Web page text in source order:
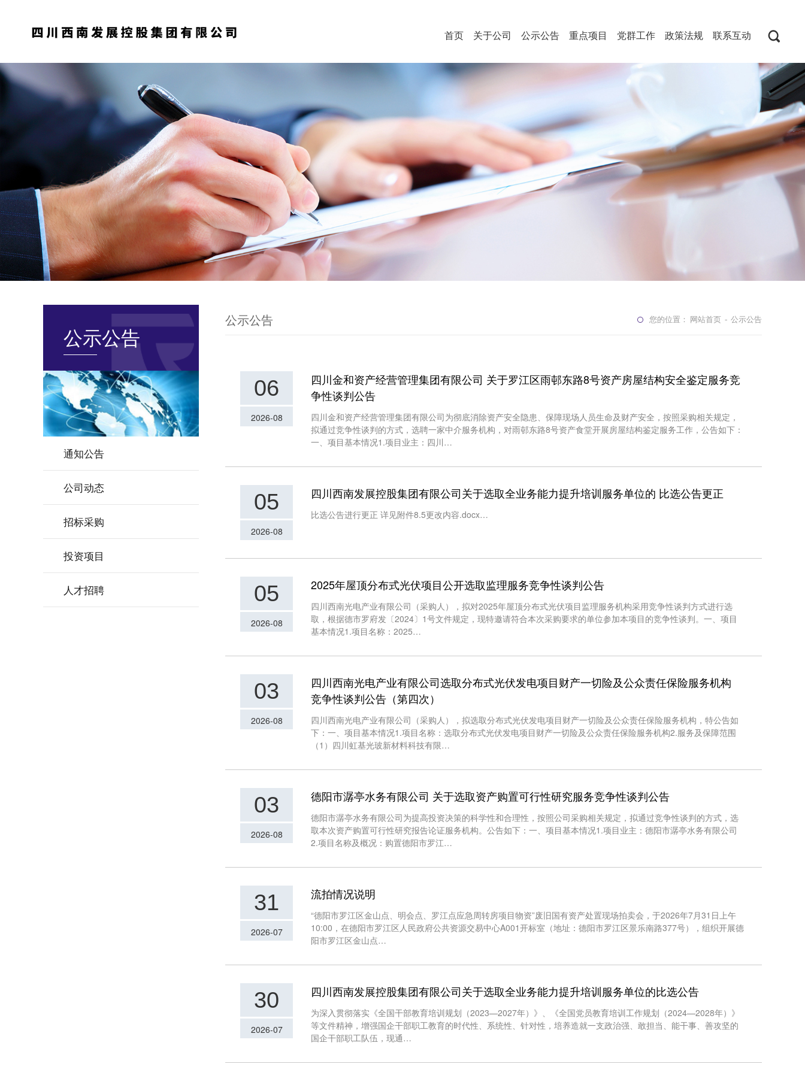
首页 关于公司 公示公告 重点项目 党群工作 政策法规 联系互动
公示公告
通知公告
公司动态
招标采购
投资项目
人才招聘
公示公告 您的位置： 网站首页 - 公示公告
06
2026-08
四川金和资产经营管理集团有限公司 关于罗江区雨邨东路8号资产房屋结构安全鉴定服务竞
争性谈判公告
四川金和资产经营管理集团有限公司为彻底消除资产安全隐患、保障现场人员生命及财产安全，按照采购相关规定，
拟通过竞争性谈判的方式，选聘一家中介服务机构，对雨邨东路8号资产食堂开展房屋结构鉴定服务工作，公告如下：
一、项目基本情况1.项目业主：四川…
05
2026-08
四川西南发展控股集团有限公司关于选取全业务能力提升培训服务单位的 比选公告更正
比选公告进行更正 详见附件8.5更改内容.docx…
05
2026-08
2025年屋顶分布式光伏项目公开选取监理服务竞争性谈判公告
四川西南光电产业有限公司（采购人），拟对2025年屋顶分布式光伏项目监理服务机构采用竞争性谈判方式进行选
取，根据德市罗府发〔2024〕1号文件规定，现特邀请符合本次采购要求的单位参加本项目的竞争性谈判。一、项目
基本情况1.项目名称：2025…
03
2026-08
四川西南光电产业有限公司选取分布式光伏发电项目财产一切险及公众责任保险服务机构
竞争性谈判公告（第四次）
四川西南光电产业有限公司（采购人），拟选取分布式光伏发电项目财产一切险及公众责任保险服务机构，特公告如
下：一、项目基本情况1.项目名称：选取分布式光伏发电项目财产一切险及公众责任保险服务机构2.服务及保障范围
（1）四川虹基光玻新材料科技有限…
03
2026-08
德阳市潺亭水务有限公司 关于选取资产购置可行性研究服务竞争性谈判公告
德阳市潺亭水务有限公司为提高投资决策的科学性和合理性，按照公司采购相关规定，拟通过竞争性谈判的方式，选
取本次资产购置可行性研究报告论证服务机构。公告如下：一、项目基本情况1.项目业主：德阳市潺亭水务有限公司
2.项目名称及概况：购置德阳市罗江…
31
2026-07
流拍情况说明
“德阳市罗江区金山点、明会点、罗江点应急周转房项目物资”废旧国有资产处置现场拍卖会，于2026年7月31日上午
10:00，在德阳市罗江区人民政府公共资源交易中心A001开标室（地址：德阳市罗江区景乐南路377号），组织开展德
阳市罗江区金山点…
30
2026-07
四川西南发展控股集团有限公司关于选取全业务能力提升培训服务单位的比选公告
为深入贯彻落实《全国干部教育培训规划（2023—2027年）》、《全国党员教育培训工作规划（2024—2028年）》
等文件精神，增强国企干部职工教育的时代性、系统性、针对性，培养造就一支政治强、敢担当、能干事、善攻坚的
国企干部职工队伍，现通…